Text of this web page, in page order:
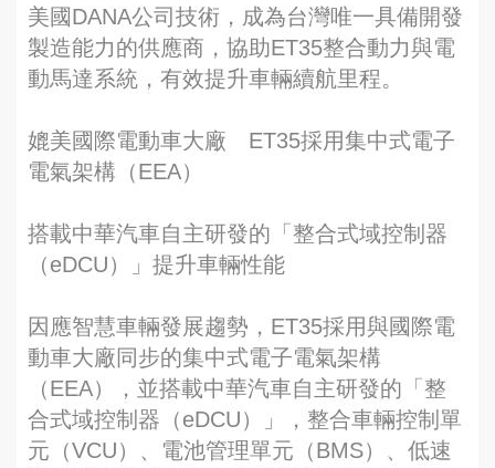
美國DANA公司技術，成為台灣唯一具備開發
製造能力的供應商，協助ET35整合動力與電
動馬達系統，有效提升車輛續航里程。
媲美國際電動車大廠 ET35採用集中式電子
電氣架構（EEA）
搭載中華汽車自主研發的「整合式域控制器
（eDCU）」提升車輛性能
因應智慧車輛發展趨勢，ET35採用與國際電
動車大廠同步的集中式電子電氣架構
（EEA），並搭載中華汽車自主研發的「整
合式域控制器（eDCU）」，整合車輛控制單
元（VCU）、電池管理單元（BMS）、低速